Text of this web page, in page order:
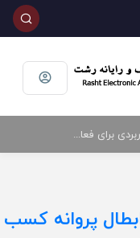
کارگاه تخصصی هوش مصنوعی کاربردی برای فعالان حوزه فناوری و فروش تجهیزات الکترونیک و رایانه